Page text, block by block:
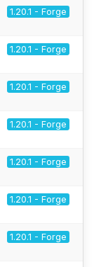
1.20.1 - Forge
1.20.1 - Forge
1.20.1 - Forge
1.20.1 - Forge
1.20.1 - Forge
1.20.1 - Forge
1.20.1 - Forge